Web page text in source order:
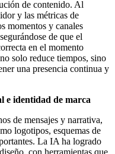
de contenido. Al
y las métricas de
momentos y canales
de que el
en el momento
solo reduce tiempos, sino
una presencia continua y
e identidad de marca
de mensajes y narrativa,
logotipos, esquemas de
La IA ha logrado
con herramientas que